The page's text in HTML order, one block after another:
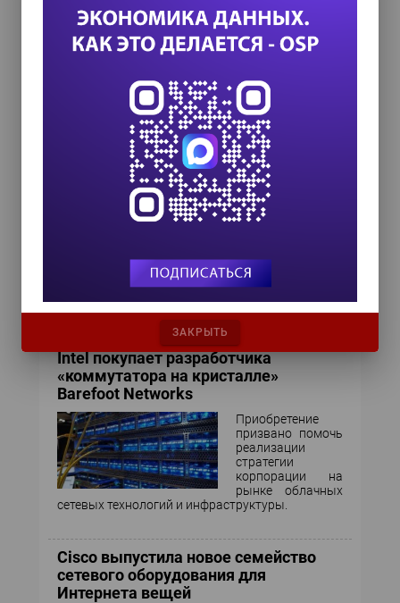
Data Center Network Assurance and Insight
соберет данные о состоянии коммутаторов,
обнаруживая отклонения от нормы до того, как
предупреждая о проблемах.
IDC: во втором квартале на рынке
коммутаторов и маршрутизаторов
наблюдается небольшой рост
Основным
фактором роста
высокоскоростные модели. Тем не менее,
коммутаторы Gigabit Ethernet остаются самыми
массовыми.
Intel покупает разработчика
«коммутатора на кристалле»
Barefoot Networks
Приобретение
призвано помочь
реализации
стратегии
корпорации на
рынке облачных
сетевых технологий и инфраструктуры.
Cisco выпустила новое семейство
сетевого оборудования для
Интернета вещей
ЗАКРЫТЬ